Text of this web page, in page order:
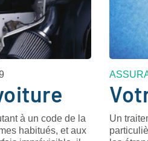
à un code de la
habitués, et aux
Un